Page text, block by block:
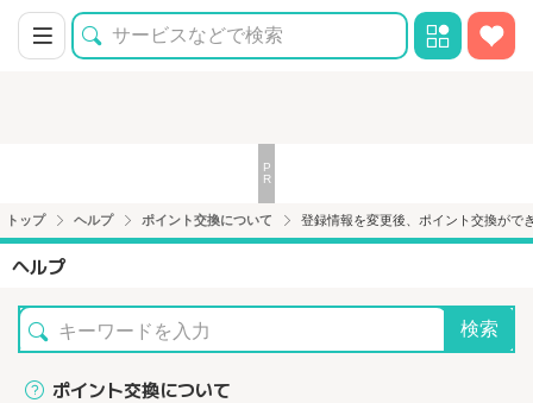
トップ ヘルプ ポイント交換について 登録情報を変更後、ポイント交換がで
ヘルプ
検索
ポイント交換について